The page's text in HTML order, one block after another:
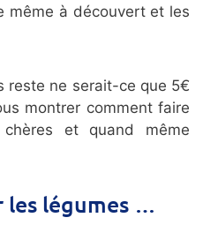
même à découvert et les
reste ne serait-ce que 5€
montrer comment faire
et quand même
les légumes …